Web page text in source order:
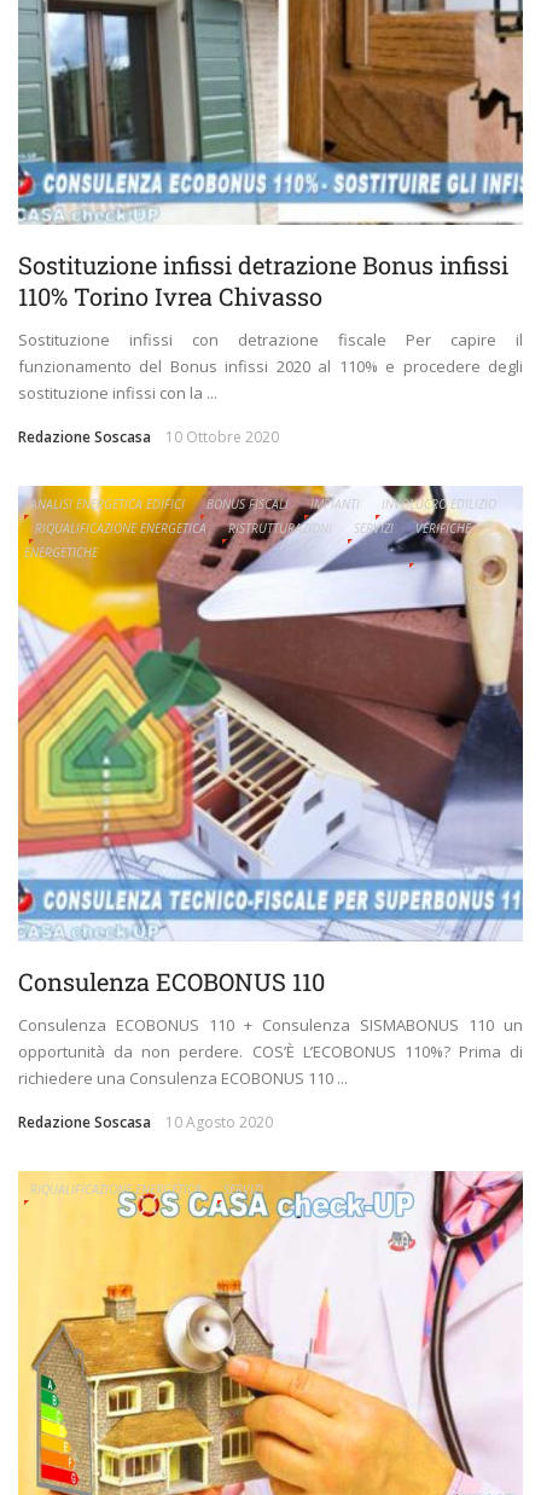
Sostituzione infissi detrazione Bonus infissi
110% Torino Ivrea Chivasso
Sostituzione infissi con detrazione fiscale Per capire il
funzionamento del Bonus infissi 2020 al 110% e procedere degli
sostituzione infissi con la ...
Redazione Soscasa 10 Ottobre 2020
ANALISI ENERGETICA EDIFICI BONUS FISCALI IMPIANTI
INVOLUCRO EDILIZIO
RIQUALIFICAZIONE ENERGETICA
RISTRUTTURAZIONI SERVIZI
VERIFICHE
ENERGETICHE
Consulenza ECOBONUS 110
Consulenza ECOBONUS 110 + Consulenza SISMABONUS 110 un
opportunità da non perdere. COS’È L’ECOBONUS 110%? Prima di
richiedere una Consulenza ECOBONUS 110 ...
Redazione Soscasa 10 Agosto 2020
RIQUALIFICAZIONE ENERGETICA SERVIZI